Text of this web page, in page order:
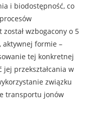
i biodostępność, co
wzbogacony o 5
aktywnej formie –
tej konkretnej
przekształcania w
związku
transportu jonów